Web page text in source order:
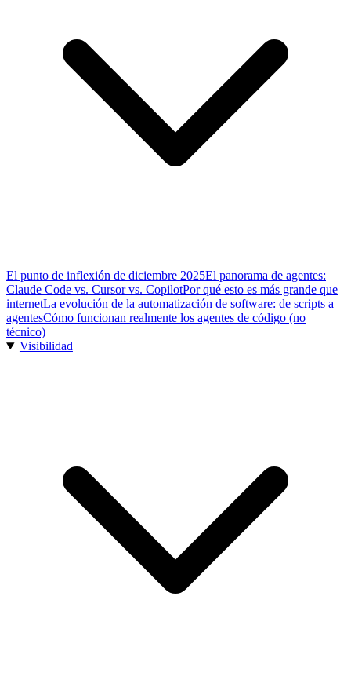
El punto de inflexión de diciembre 2025El panorama de agentes:
Claude Code vs. Cursor vs. CopilotPor qué esto es más grande que
internetLa evolución de la automatización de software: de scripts a
agentesCómo funcionan realmente los agentes de código (no
técnico)
Visibilidad